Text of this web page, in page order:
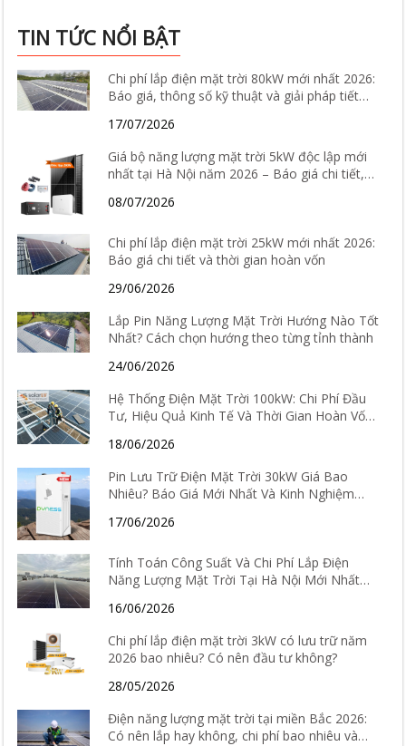
TIN TỨC NỔI BẬT
Chi phí lắp điện mặt trời 80kW mới nhất 2026:
Báo giá, thông số kỹ thuật và giải pháp tiết
17/07/2026
Giá bộ năng lượng mặt trời 5kW độc lập mới
nhất tại Hà Nội năm 2026 – Báo giá chi tiết,
08/07/2026
Chi phí lắp điện mặt trời 25kW mới nhất 2026:
Báo giá chi tiết và thời gian hoàn vốn
29/06/2026
Lắp Pin Năng Lượng Mặt Trời Hướng Nào Tốt
Nhất? Cách chọn hướng theo từng tỉnh thành
24/06/2026
Hệ Thống Điện Mặt Trời 100kW: Chi Phí Đầu
Tư, Hiệu Quả Kinh Tế Và Thời Gian Hoàn Vốn
18/06/2026
Pin Lưu Trữ Điện Mặt Trời 30kW Giá Bao
Nhiêu? Báo Giá Mới Nhất Và Kinh Nghiệm
17/06/2026
Tính Toán Công Suất Và Chi Phí Lắp Điện
Năng Lượng Mặt Trời Tại Hà Nội Mới Nhất
16/06/2026
Chi phí lắp điện mặt trời 3kW có lưu trữ năm
2026 bao nhiêu? Có nên đầu tư không?
28/05/2026
Điện năng lượng mặt trời tại miền Bắc 2026:
Có nên lắp hay không, chi phí bao nhiêu và